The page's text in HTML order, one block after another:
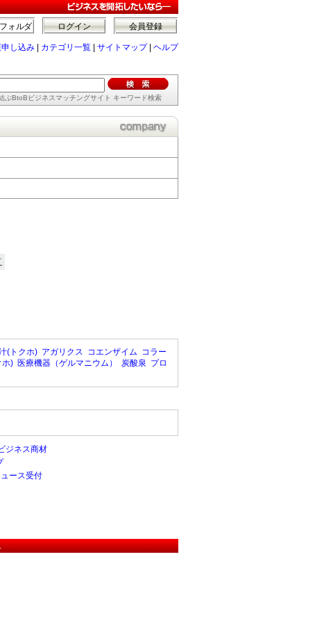
会員登録
ログイン
ォルダ
し込み カテゴリ一覧 サイトマップ| ヘルプ
ぶBtoBビジネスマッチングサイト キーワード検索
(トクホ) アガリクス コエンザイム コラー
ホ) 医療機器（ゲルマニウム） 炭酸泉 プロ
ジネス商材
ース受付